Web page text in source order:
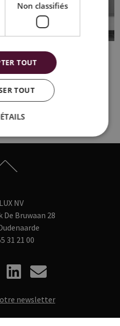
CEILUX
NV
Bruwaan 28
31 21 00
newsletter
Non classifiés
TOUT
TOUT